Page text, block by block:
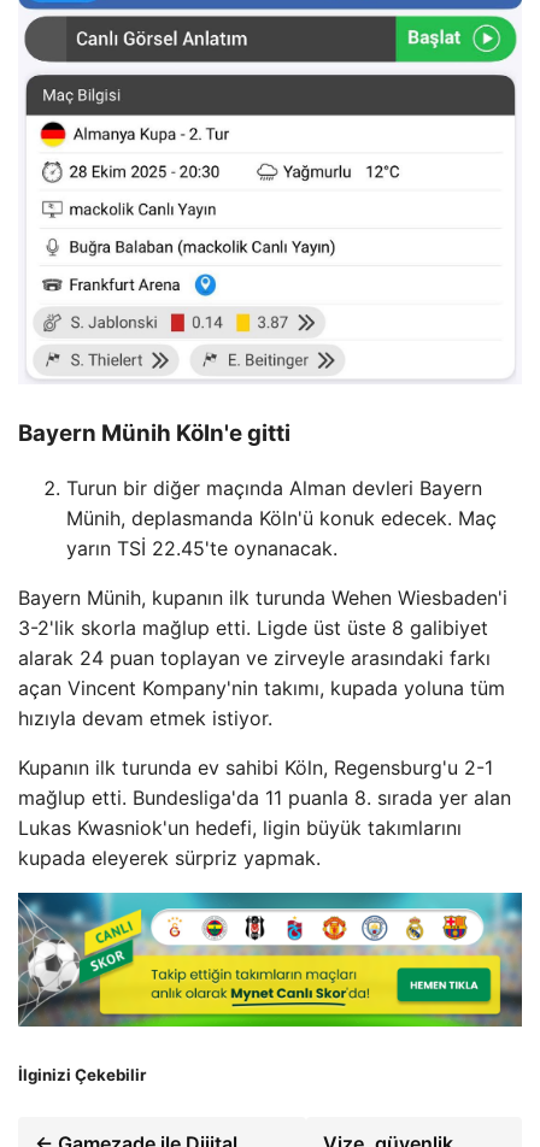
Bayern Münih Köln'e gitti
Turun bir diğer maçında Alman devleri Bayern
Münih, deplasmanda Köln'ü konuk edecek. Maç
yarın TSİ 22.45'te oynanacak.
Bayern Münih, kupanın ilk turunda Wehen Wiesbaden'i
3-2'lik skorla mağlup etti. Ligde üst üste 8 galibiyet
alarak 24 puan toplayan ve zirveyle arasındaki farkı
açan Vincent Kompany'nin takımı, kupada yoluna tüm
hızıyla devam etmek istiyor.
Kupanın ilk turunda ev sahibi Köln, Regensburg'u 2-1
mağlup etti. Bundesliga'da 11 puanla 8. sırada yer alan
Lukas Kwasniok'un hedefi, ligin büyük takımlarını
kupada eleyerek sürpriz yapmak.
İlginizi Çekebilir